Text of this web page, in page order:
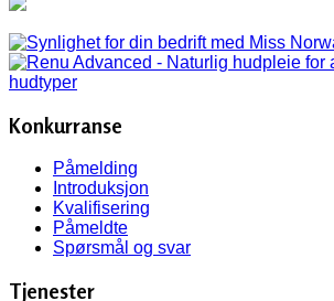
Konkurranse
Påmelding
Introduksjon
Kvalifisering
Påmeldte
Spørsmål og svar
Tjenester